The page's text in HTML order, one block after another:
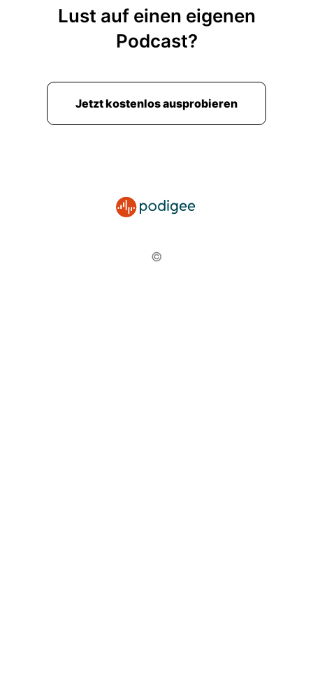
Lust auf einen eigenen
Podcast?
Jetzt kostenlos ausprobieren
©